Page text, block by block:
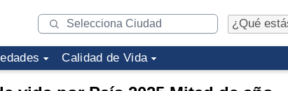
Calidad de Vida